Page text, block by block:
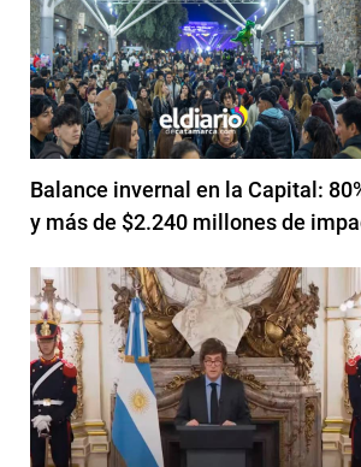
Balance invernal en la Capital:
y más de $2.240 millones de